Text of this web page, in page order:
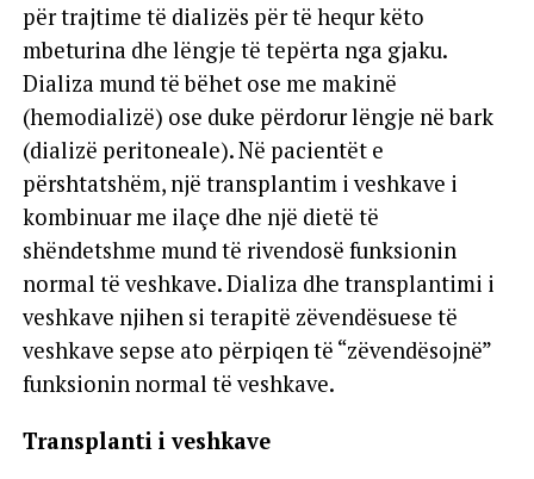
për trajtime të dializës për të hequr këto
mbeturina dhe lëngje të tepërta nga gjaku.
Dializa mund të bëhet ose me makinë
(hemodializë) ose duke përdorur lëngje në bark
(dializë peritoneale). Në pacientët e
përshtatshëm, një transplantim i veshkave i
kombinuar me ilaçe dhe një dietë të
shëndetshme mund të rivendosë funksionin
normal të veshkave. Dializa dhe transplantimi i
veshkave njihen si terapitë zëvendësuese të
veshkave sepse ato përpiqen të “zëvendësojnë”
funksionin normal të veshkave.
Transplanti i veshkave